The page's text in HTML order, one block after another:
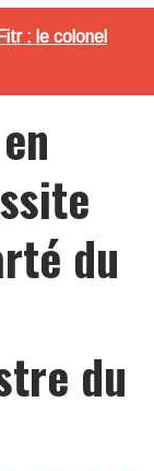
: le colonel
du
du